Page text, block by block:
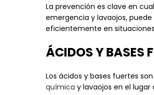
La prevención es clave en
emergencia y lavaojos,
eficientemente en
ÁCIDOS Y BASES
Los ácidos y bases fuertes
química y lavaojos en el